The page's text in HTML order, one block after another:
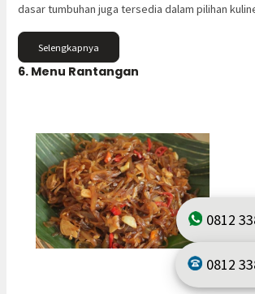
dasar tumbuhan juga tersedia dalam pilihan
Selengkapnya
6. Menu Rantangan
0812
0812